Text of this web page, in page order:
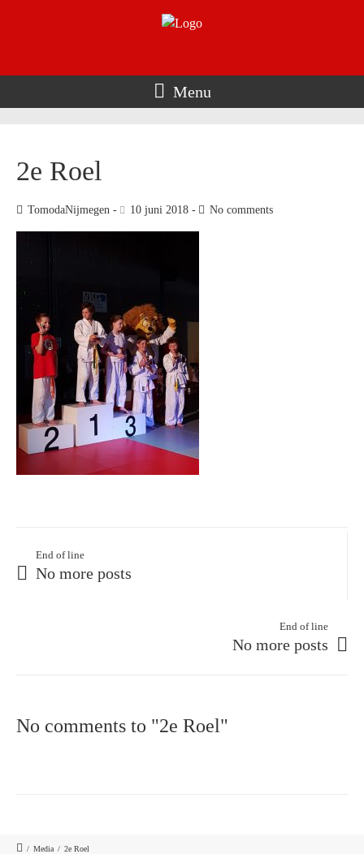
Menu
2e Roel
TomodaNijmegen 10 juni 2018 No comments
End of line
No more posts
End of line
No more posts
No comments to "2e Roel"
/ Media / 2e Roel